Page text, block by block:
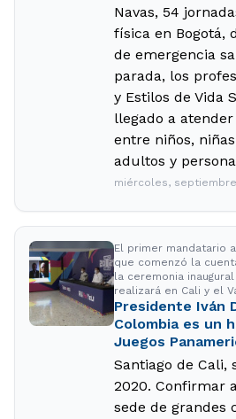
Navas, 54
física en Bogotá,
de emergencia
parada, los
y Estilos de Vida
llegado a
entre niños,
adultos y
miércoles,
El primer mandatario
que comenzó la
la ceremonia
realizará en Cali y el
Presidente Iván
Colombia es un
Juegos
Santiago de Cali,
2020. Confirmar
sede de grandes